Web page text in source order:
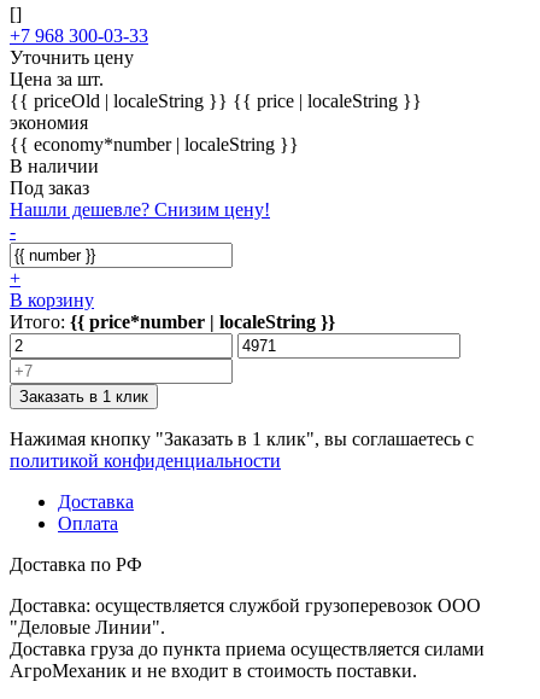
[]
+7 968 300-03-33
Уточнить цену
Цена за шт.
{{ priceOld | localeString }} {{ price | localeString }}
экономия
{{ economy*number | localeString }}
В наличии
Под заказ
Нашли дешевле? Снизим цену!
-
+
В корзину
Итого: {{ price*number | localeString }}
Заказать в 1 клик
Нажимая кнопку "Заказать в 1 клик", вы соглашаетесь с
политикой конфиденциальности
Доставка
Оплата
Доставка по РФ
Доставка: осуществляется службой грузоперевозок ООО
"Деловые Линии".
Доставка груза до пункта приема осуществляется силами
АгроМеханик и не входит в стоимость поставки.